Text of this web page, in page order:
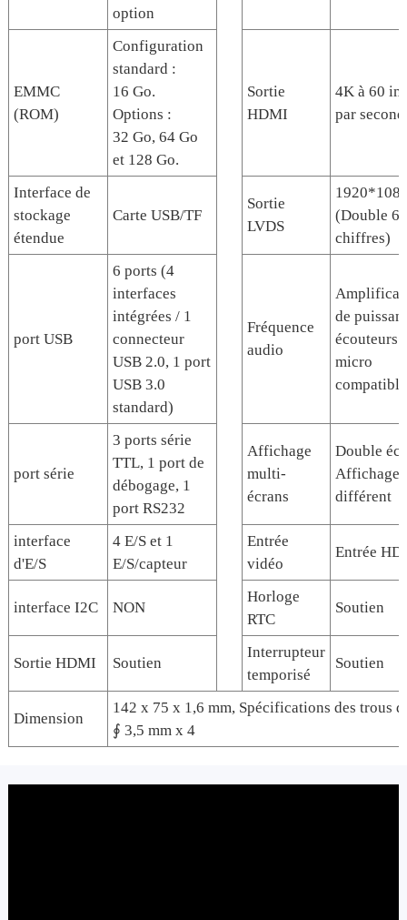
option
EMMC
(ROM)
Configuration
standard :
16 Go.
Options :
32 Go, 64 Go
et 128 Go.
Sortie
HDMI
4K à 60
par
Interface de
stockage
étendue
Carte USB/TF
Sortie
LVDS
(Double 6/
chiffres)
port USB
6 ports (4
interfaces
intégrées / 1
connecteur
USB 2.0, 1 port
USB 3.0
standard)
Fréquence
audio
de
écouteurs
micro
port série
3 ports série
TTL, 1 port de
débogage, 1
port RS232
Affichage
multi-
écrans
Double
Affichage
différent
interface
d'E/S
4 E/S et 1
E/S/capteur
Entrée
vidéo
Entrée
interface I2C NON
Horloge
RTC
Soutien
Sortie HDMI Soutien
Interrupteur
temporisé
Soutien
Dimension
142 x 75 x 1,6 mm, Spécifications des trous
∮ 3,5 mm x 4